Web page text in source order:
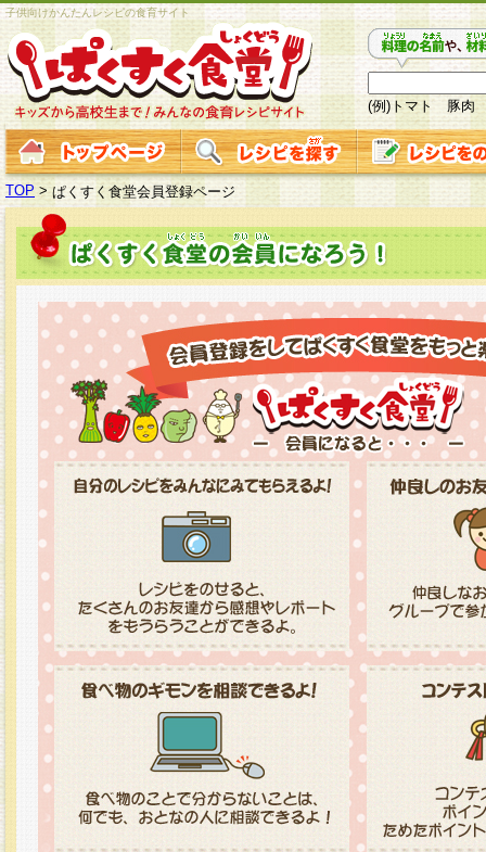
子供向けかんたんレシピの食育サイト
(例)トマト 豚肉
TOP > ぱくすく食堂会員登録ページ